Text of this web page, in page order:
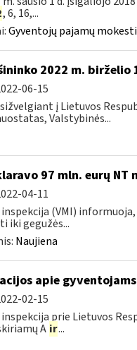
, 6, 16,...
Gyventojų pajamų
2022 m. birželio
06-15
į Lietuvos
Valstybinės...
97 mln. eurų NT
04-11
inspekcija (VMI)
iki gegužės...
Naujiena
apie
02-15
inspekcija prie Lietuvos
A ir...